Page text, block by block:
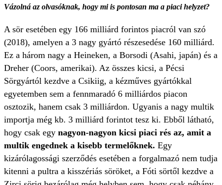
Vázolná az olvasóknak, hogy mi is pontosan ma a piaci helyzet?
A sör esetében egy 166 milliárd forintos piacról van szó
(2018), amelyen a 3 nagy gyártó részesedése 160 milliárd.
Ez a három nagy a Heineken, a Borsodi (Asahi, japán) és a
Dreher (Coors, amerikai). Az összes kicsi, a Pécsi
Sörgyártól kezdve a Csikiig, a kézműves gyártókkal
egyetemben sem a fennmaradó 6 milliárdos piacon
osztozik, hanem csak 3 milliárdon. Ugyanis a nagy multik
importja még kb. 3 milliárd forintot tesz ki. Ebből látható,
hogy csak egy nagyon-nagyon kicsi piaci rés az, amit a
multik engednek a kisebb termelőknek. Egy
kizárólagossági szerződés esetében a forgalmazó nem tudja
kitenni a pultra a kisszériás söröket, a Fóti sörtől kezdve a